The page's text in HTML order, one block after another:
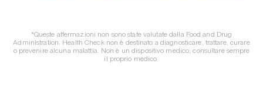
*Queste affermazioni non sono state valutate dalla Food and Drug
Administration. Health Check non è destinato a diagnosticare, trattare, curare
o prevenire alcuna malattia. Non è un dispositivo medico; consultare sempre
il proprio medico.